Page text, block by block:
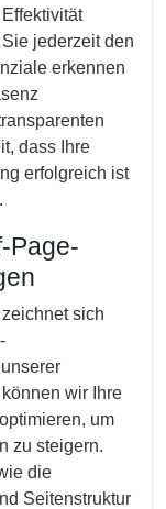
jederzeit den
erkennen
dass Ihre
erfolgreich ist
Page-
sich
wir Ihre
um
zu steigern.
die
Seitenstruktur